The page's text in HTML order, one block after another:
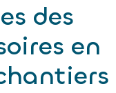
des
en